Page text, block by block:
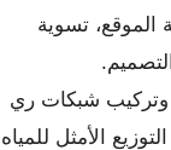
الموقع، تسوية
شبكات ري
الأمثل للمياه